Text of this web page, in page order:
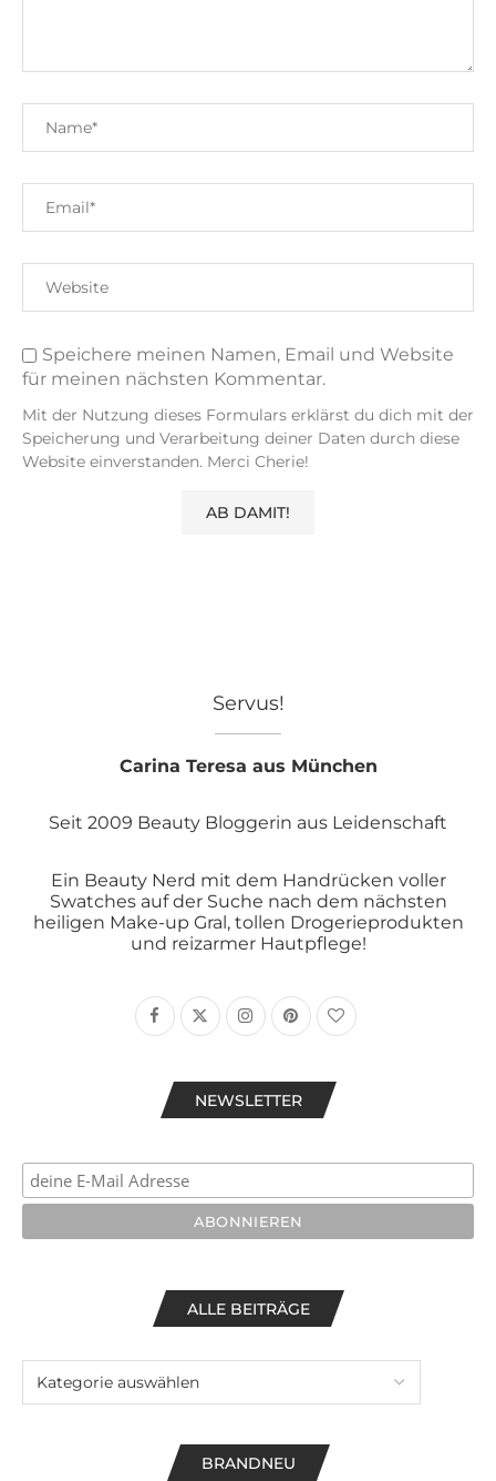
Speichere meinen Namen, Email und Website
für meinen nächsten Kommentar.
Mit der Nutzung dieses Formulars erklärst du dich mit der
Speicherung und Verarbeitung deiner Daten durch diese
Website einverstanden. Merci Cherie!
Servus!
Carina Teresa aus München
Seit 2009 Beauty Bloggerin aus Leidenschaft
Ein Beauty Nerd mit dem Handrücken voller
Swatches auf der Suche nach dem nächsten
heiligen Make-up Gral, tollen Drogerieprodukten
und reizarmer Hautpflege!
NEWSLETTER
ALLE BEITRÄGE
BRANDNEU